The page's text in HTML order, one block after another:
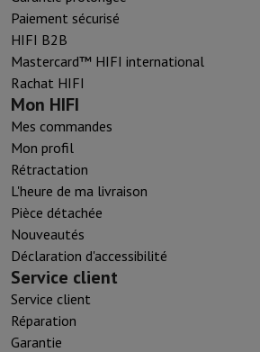
Paiement sécurisé
HIFI B2B
Mastercard™ HIFI international
Rachat HIFI
Mon HIFI
Mes commandes
Mon profil
Rétractation
L'heure de ma livraison
Pièce détachée
Nouveautés
Déclaration d'accessibilité
Service client
Service client
Réparation
Garantie